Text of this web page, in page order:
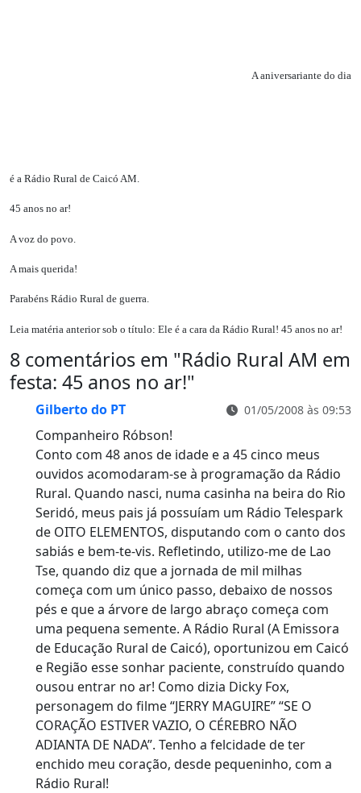
A aniversariante do dia
é a Rádio Rural de Caicó AM.
45 anos no ar!
A voz do povo.
A mais querida!
Parabéns Rádio Rural de guerra.
Leia matéria anterior sob o título: Ele é a cara da Rádio Rural! 45 anos no ar!
8 comentários em "Rádio Rural AM em
festa: 45 anos no ar!"
Gilberto do PT 01/05/2008 às 09:53
Companheiro Róbson!
Conto com 48 anos de idade e a 45 cinco meus
ouvidos acomodaram-se à programação da Rádio
Rural. Quando nasci, numa casinha na beira do Rio
Seridó, meus pais já possuíam um Rádio Telespark
de OITO ELEMENTOS, disputando com o canto dos
sabiás e bem-te-vis. Refletindo, utilizo-me de Lao
Tse, quando diz que a jornada de mil milhas
começa com um único passo, debaixo de nossos
pés e que a árvore de largo abraço começa com
uma pequena semente. A Rádio Rural (A Emissora
de Educação Rural de Caicó), oportunizou em Caicó
e Região esse sonhar paciente, construído quando
ousou entrar no ar! Como dizia Dicky Fox,
personagem do filme “JERRY MAGUIRE” “SE O
CORAÇÃO ESTIVER VAZIO, O CÉREBRO NÃO
ADIANTA DE NADA”. Tenho a felcidade de ter
enchido meu coração, desde pequeninho, com a
Rádio Rural!